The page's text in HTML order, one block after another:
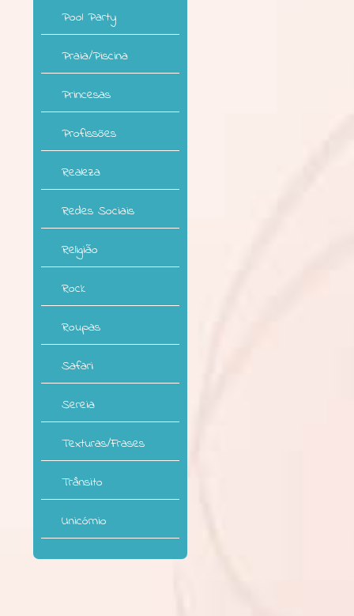
Pool Party
Praia/Piscina
Princesas
Profissões
Realeza
Redes Sociais
Religião
Rock
Roupas
Safari
Sereia
Texturas/Frases
Trânsito
Unicórnio